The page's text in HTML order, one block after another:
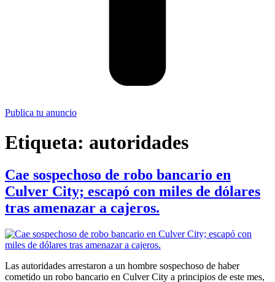
Publica tu anuncio
Etiqueta: autoridades
Cae sospechoso de robo bancario en
Culver City; escapó con miles de dólares
tras amenazar a cajeros.
Las autoridades arrestaron a un hombre sospechoso de haber
cometido un robo bancario en Culver City a principios de este mes,